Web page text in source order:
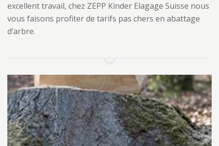
excellent travail, chez ZEPP Kinder Elagage Suisse nous
vous faisons profiter de tarifs pas chers en abattage
d’arbre.